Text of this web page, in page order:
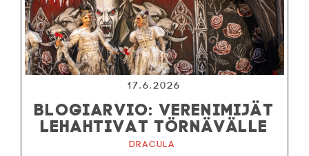
17.6.2026
BLOGIARVIO: VERENIMIJÄT
LEHAHTIVAT TÖRNÄVÄLLE
Dracula